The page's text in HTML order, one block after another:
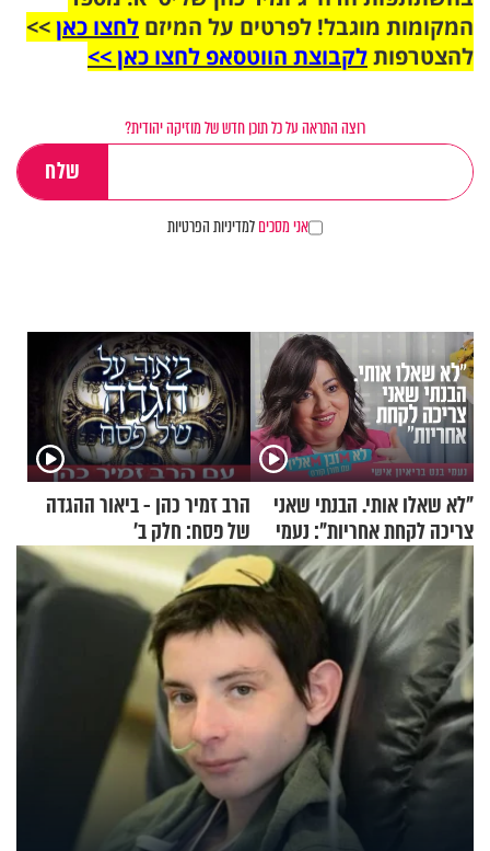
המקומות מוגבל! לפרטים על המיזם לחצו כאן>>
להצטרפותלקבוצת הווטסאפ לחצו כאן >>
רוצה התראה על כל תוכן חדש של מוזיקה יהודית?
אני מסכיםלמדיניות הפרטיות
"לא שאלו אותי. הבנתי שאני
צריכה לקחת אחריות": נעמי
בנט בריאיון אישי
הרב זמיר כהן - ביאור ההגדה
של פסח: חלק ב’